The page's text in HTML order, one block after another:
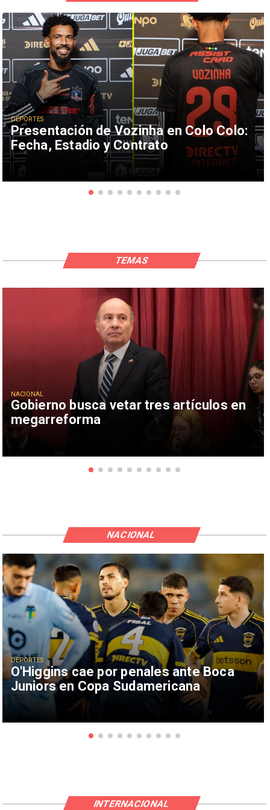
Presentación de Vozinha en Colo Colo:
Fecha, Estadio y Contrato
DEPORTES
Gobierno busca vetar tres artículos en
megarreforma
NACIONAL
TEMAS
O'Higgins cae por penales ante Boca
Juniors en Copa Sudamericana
DEPORTES
NACIONAL
INTERNACIONAL